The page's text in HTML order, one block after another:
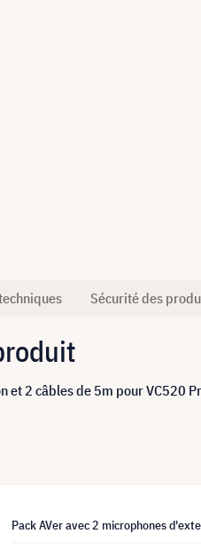
Sécurité des
et 2 câbles de 5m pour VC520
Pack AVer avec 2 microphones